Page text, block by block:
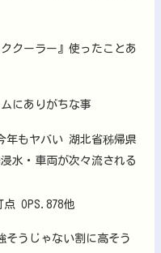
クーラー』使ったことあ
にありがちな事
年もヤバい 湖北省秭帰県
水・車両が次々流される
OPS.878他
そうじゃない割に高そう